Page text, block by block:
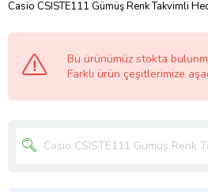
Casio CSISTE111 Gümüş Renk Takvimli
Bu ürünümüz stokta
Farklı ürün çeşitlerimize